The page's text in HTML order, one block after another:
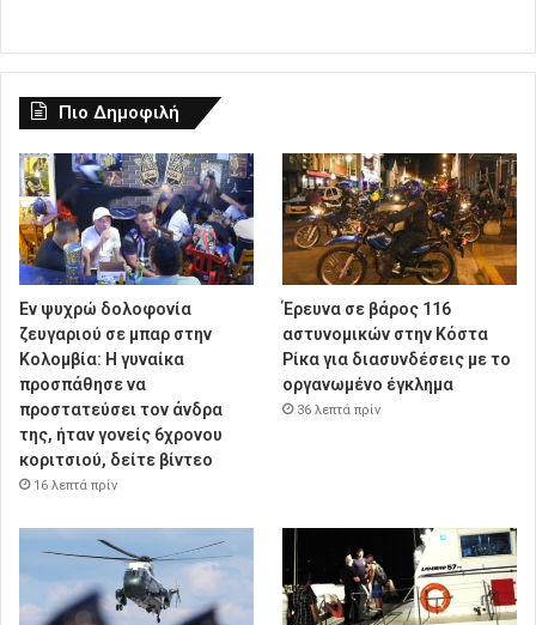
Πιο Δημοφιλή
Εν ψυχρώ δολοφονία
ζευγαριού σε μπαρ στην
Κολομβία: Η γυναίκα
προσπάθησε να
προστατεύσει τον άνδρα
της, ήταν γονείς 6χρονου
κοριτσιού, δείτε βίντεο
16 λεπτά πρίν
Έρευνα σε βάρος 116
αστυνομικών στην Κόστα
Ρίκα για διασυνδέσεις με το
οργανωμένο έγκλημα
36 λεπτά πρίν